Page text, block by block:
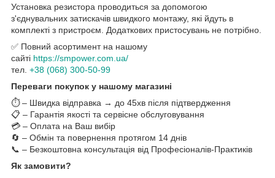
Установка резистора проводиться за допомогою
з'єднувальних затискачів швидкого монтажу, які йдуть в
комплекті з пристроєм. Додаткових пристосувань не потрібно.
✅ Повний асортимент на нашому
сайті https://smpower.com.ua/
тел. +38 (068) 300-50-99
Переваги покупок у нашому магазині
⏱️ – Швидка відправка → до 45хв після підтвердження
📋 – Гарантія якості та сервісне обслуговування
💳 – Оплата на Ваш вибір
🔄 – Обмін та повернення протягом 14 днів
📞 – Безкоштовна консультація від Професіоналів-Практиків
Як замовити?